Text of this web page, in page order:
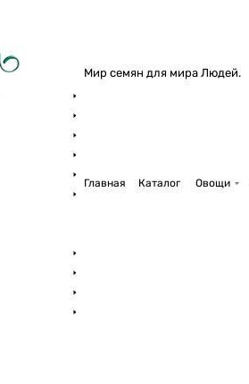
Мир семян для мира Людей.
Главная Каталог Овощи